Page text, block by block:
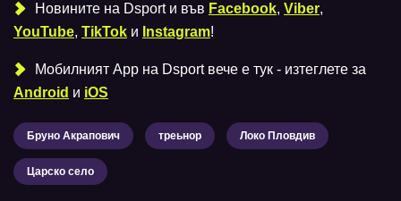
Новините на Dsport и във Facebook, Viber,
YouTube, TikTok и Instagram!
Мобилният Аpp на Dsport вече е тук - изтеглете за
Android и iOS
Бруно Акрапович треьнор Локо Пловдив
Царско село